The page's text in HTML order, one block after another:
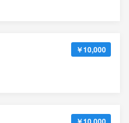
￥10,000